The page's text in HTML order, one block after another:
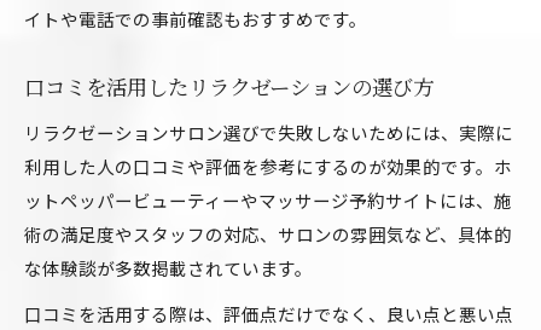
イトや電話での事前確認もおすすめです。
口コミを活用したリラクゼーションの選び方
リラクゼーションサロン選びで失敗しないためには、実際に
利用した人の口コミや評価を参考にするのが効果的です。ホ
ットペッパービューティーやマッサージ予約サイトには、施
術の満足度やスタッフの対応、サロンの雰囲気など、具体的
な体験談が多数掲載されています。
口コミを活用する際は、評価点だけでなく、良い点と悪い点